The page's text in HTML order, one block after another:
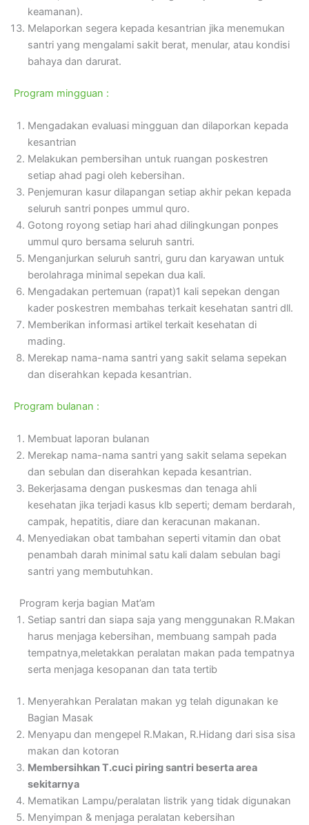
keamanan).
Melaporkan segera kepada kesantrian jika menemukan
santri yang mengalami sakit berat, menular, atau kondisi
bahaya dan darurat.
Program mingguan :
Mengadakan evaluasi mingguan dan dilaporkan kepada
kesantrian
Melakukan pembersihan untuk ruangan poskestren
setiap ahad pagi oleh kebersihan.
Penjemuran kasur dilapangan setiap akhir pekan kepada
seluruh santri ponpes ummul quro.
Gotong royong setiap hari ahad dilingkungan ponpes
ummul quro bersama seluruh santri.
Menganjurkan seluruh santri, guru dan karyawan untuk
berolahraga minimal sepekan dua kali.
Mengadakan pertemuan (rapat)1 kali sepekan dengan
kader poskestren membahas terkait kesehatan santri dll.
Memberikan informasi artikel terkait kesehatan di
mading.
Merekap nama-nama santri yang sakit selama sepekan
dan diserahkan kepada kesantrian.
Program bulanan :
Membuat laporan bulanan
Merekap nama-nama santri yang sakit selama sepekan
dan sebulan dan diserahkan kepada kesantrian.
Bekerjasama dengan puskesmas dan tenaga ahli
kesehatan jika terjadi kasus klb seperti; demam berdarah,
campak, hepatitis, diare dan keracunan makanan.
Menyediakan obat tambahan seperti vitamin dan obat
penambah darah minimal satu kali dalam sebulan bagi
santri yang membutuhkan.
Program kerja bagian Mat’am
Setiap santri dan siapa saja yang menggunakan R.Makan
harus menjaga kebersihan, membuang sampah pada
tempatnya,meletakkan peralatan makan pada tempatnya
serta menjaga kesopanan dan tata tertib
Menyerahkan Peralatan makan yg telah digunakan ke
Bagian Masak
Menyapu dan mengepel R.Makan, R.Hidang dari sisa sisa
makan dan kotoran
Membersihkan T.cuci piring santri beserta area
sekitarnya
Mematikan Lampu/peralatan listrik yang tidak digunakan
Menyimpan & menjaga peralatan kebersihan